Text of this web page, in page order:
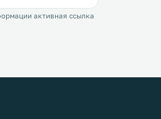
активная ссылка